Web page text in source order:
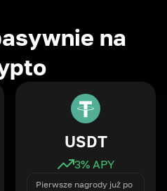
na
USDT
3% APY
Pierwsze nagrody już po